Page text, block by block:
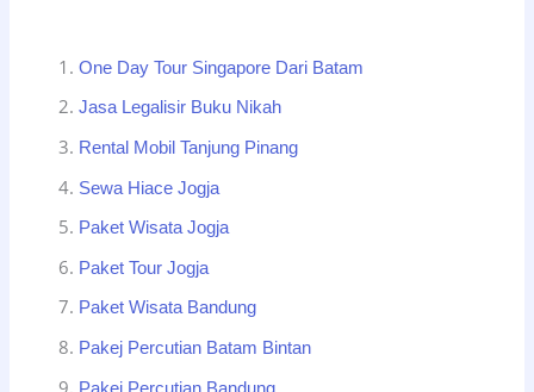
One Day Tour Singapore Dari Batam
Jasa Legalisir Buku Nikah
Rental Mobil Tanjung Pinang
Sewa Hiace Jogja
Paket Wisata Jogja
Paket Tour Jogja
Paket Wisata Bandung
Pakej Percutian Batam Bintan
Pakej Percutian Bandung